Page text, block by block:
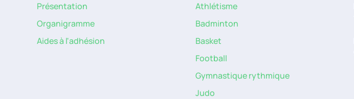
Présentation
Organigramme
Aides à l'adhésion
Athlétisme
Badminton
Basket
Football
Gymnastique rythmique
Judo